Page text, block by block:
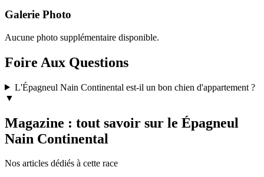
Galerie Photo
Aucune photo supplémentaire disponible.
Foire Aux Questions
L'Épagneul Nain Continental est-il un bon chien d'appartement ?
▼
Magazine : tout savoir sur le Épagneul
Nain Continental
Nos articles dédiés à cette race